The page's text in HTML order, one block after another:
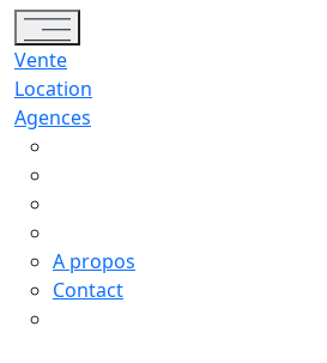
Toggle navigation
Vente
Location
Agences
A propos
Contact